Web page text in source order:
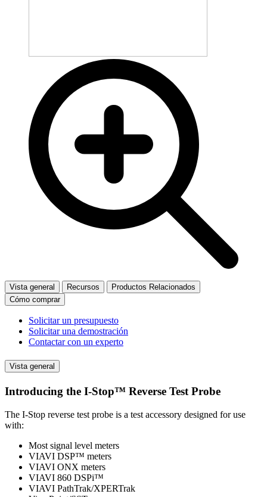
Vista general Recursos
Productos Relacionados
Cómo comprar
Solicitar un presupuesto
Solicitar una demostración
Contactar con un experto
Vista general
Introducing the I-Stop™ Reverse Test Probe
The I-Stop reverse test probe is a test accessory designed for use
with:
Most signal level meters
VIAVI DSP™ meters
VIAVI ONX meters
VIAVI 860 DSPi™
VIAVI PathTrak/XPERTrak